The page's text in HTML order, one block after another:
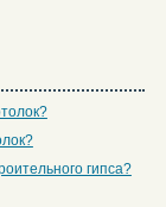
гипса?